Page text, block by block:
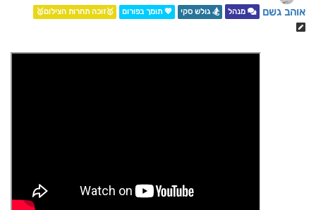
אוהב גשם מנהל 🏂 גולש סקי 💖 תומך בפורום 🥇זוכה תחרות הצילום🥇